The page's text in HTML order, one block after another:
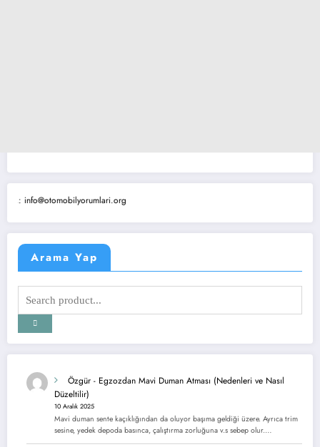
Arama Yap
Özgür - Egzozdan Mavi Duman Atması (Nedenleri ve Nasıl
Düzeltilir)
10 Aralık 2025
Mavi duman sente kaçıklığından da oluyor başıma geldiği üzere. Ayrıca trim
sesine, yedek depoda basınca, çalıştırma zorluğuna v.s sebep olur.…